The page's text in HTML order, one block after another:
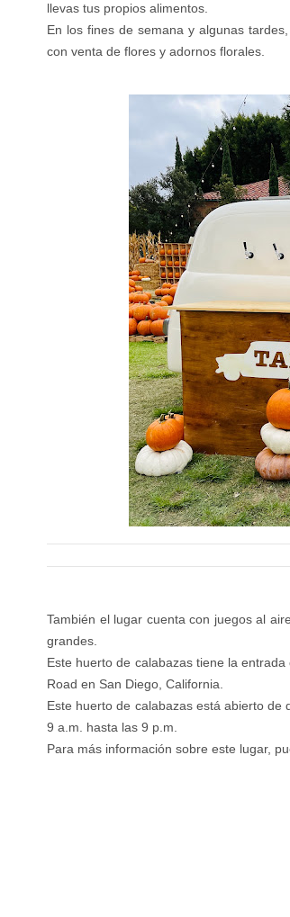
llevas tus propios alimentos.
En los fines de semana y algunas
con venta de flores y adornos florales.
También el lugar cuenta con juegos al
grandes.
Este huerto de calabazas tiene la
Road en San Diego, California.
Este huerto de calabazas está abierto
9 a.m. hasta las 9 p.m.
Para más información sobre este lugar,